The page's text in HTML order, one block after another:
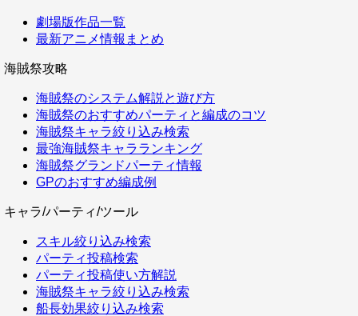
劇場版作品一覧
最新アニメ情報まとめ
海賊祭攻略
海賊祭のシステム解説と遊び方
海賊祭のおすすめパーティと編成のコツ
海賊祭キャラ絞り込み検索
最強海賊祭キャラランキング
海賊祭グランドパーティ情報
GPのおすすめ編成例
キャラ/パーティ/ツール
スキル絞り込み検索
パーティ投稿検索
パーティ投稿使い方解説
海賊祭キャラ絞り込み検索
船長効果絞り込み検索